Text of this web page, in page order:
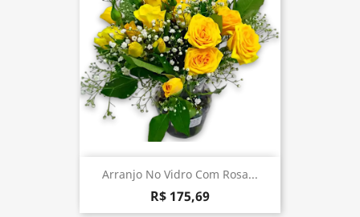
Arranjo No Vidro Com Rosa...
R$ 175,69